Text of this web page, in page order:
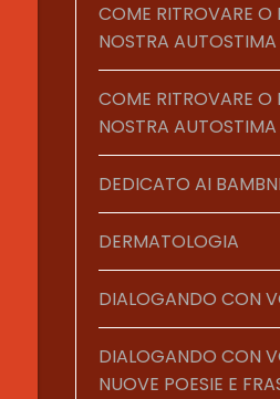
COME RITROVARE O
NOSTRA AUTOSTIMA
COME RITROVARE O
NOSTRA AUTOSTIMA
DEDICATO AI
DERMATOLOGIA
DIALOGANDO CON
DIALOGANDO CON
NUOVE POESIE E